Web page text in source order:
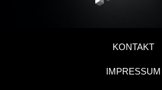
KONTAKT
IMPRESSUM